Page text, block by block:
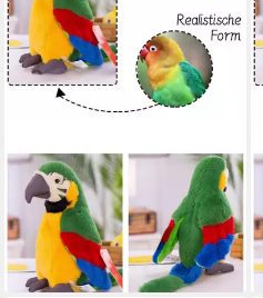
Kuscheltier Plüschtier Papagei
Kuscheltier Stofftier
Plüschkissen 28cm grün
47,95 €
lieferbar - in 4-5 Werktagen bei dir